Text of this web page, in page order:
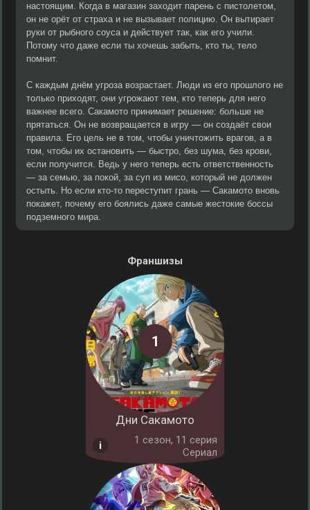
настоящим. Когда в магазин заходит парень с пистолетом,
он не орёт от страха и не вызывает полицию. Он вытирает
руки от рыбного соуса и действует так, как его учили.
Потому что даже если ты хочешь забыть, кто ты, тело
помнит.
С каждым днём угроза возрастает. Люди из его прошлого не
только приходят, они угрожают тем, кто теперь для него
важнее всего. Сакамото принимает решение: больше не
прятаться. Он не возвращается в игру — он создаёт свои
правила. Его цель не в том, чтобы уничтожить врагов, а в
том, чтобы их остановить — быстро, без шума, без крови,
если получится. Ведь у него теперь есть ответственность
— за семью, за покой, за суп из мисо, который не должен
остыть. Но если кто-то переступит грань — Сакамото вновь
покажет, почему его боялись даже самые жестокие боссы
подземного мира.
Франшизы
Дни Сакамото
1 cезон, 11 серия
Сериал